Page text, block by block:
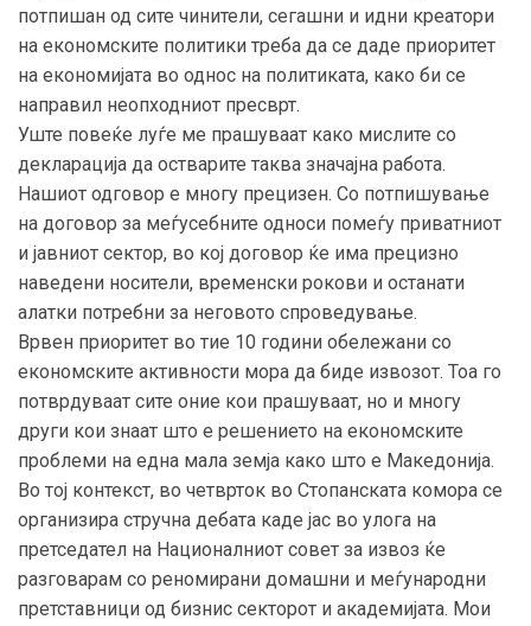
потпишан од сите чинители, сегашни и идни креатори
на економските политики треба да се даде приоритет
на економијата во однос на политиката, како би се
направил неопходниот пресврт.
Уште повеќе луѓе ме прашуваат како мислите со
декларација да остварите таква значајна работа.
Нашиот одговор е многу прецизен. Со потпишување
на договор за меѓусебните односи помеѓу приватниот
и јавниот сектор, во кој договор ќе има прецизно
наведени носители, временски рокови и останати
алатки потребни за неговото спроведување.
Врвен приоритет во тие 10 години обележани со
економските активности мора да биде извозот. Тоа го
потврдуваат сите оние кои прашуваат, но и многу
други кои знаат што е решението на економските
проблеми на една мала земја како што е Македонија.
Во тој контекст, во четврток во Стопанската комора се
организира стручна дебата каде јас во улога на
претседател на Националниот совет за извоз ќе
разговарам со реномирани домашни и меѓународни
претставници од бизнис секторот и академијата. Мои